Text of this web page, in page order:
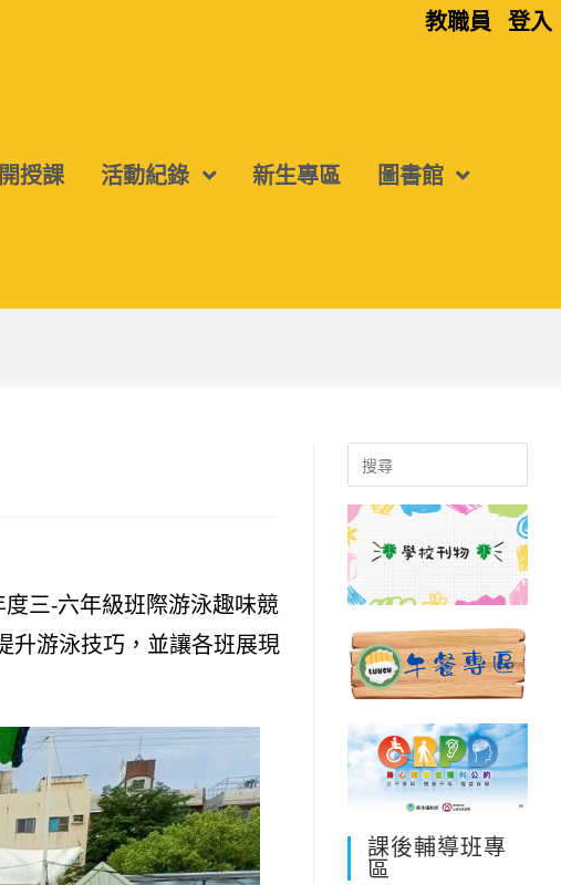
教職員 登入
授課 活動紀錄 新生專區 圖書館
三-六年級班際游泳趣味競
升游泳技巧，並讓各班展現
Search
for:
課後輔導班專
區